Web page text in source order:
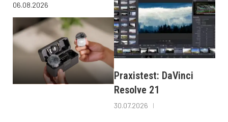
06.08.2026
Praxistest: DaVinci
Resolve 21
30.07.2026